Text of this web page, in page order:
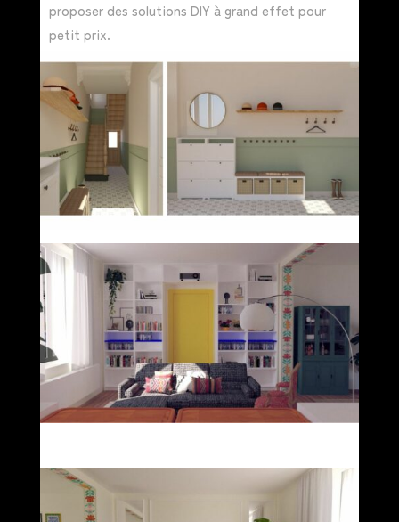
proposer des solutions DIY à grand effet pour
petit prix.